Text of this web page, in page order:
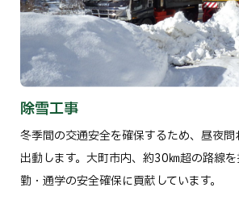
除雪工事
冬季間の交通安全を確保するため、昼夜問
出動します。大町市内、約30㎞超の路線
勤・通学の安全確保に貢献しています。